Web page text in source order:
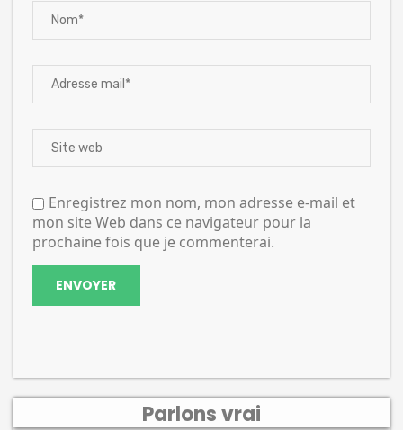
Enregistrez mon nom, mon adresse e-mail et
mon site Web dans ce navigateur pour la
prochaine fois que je commenterai.
Parlons vrai